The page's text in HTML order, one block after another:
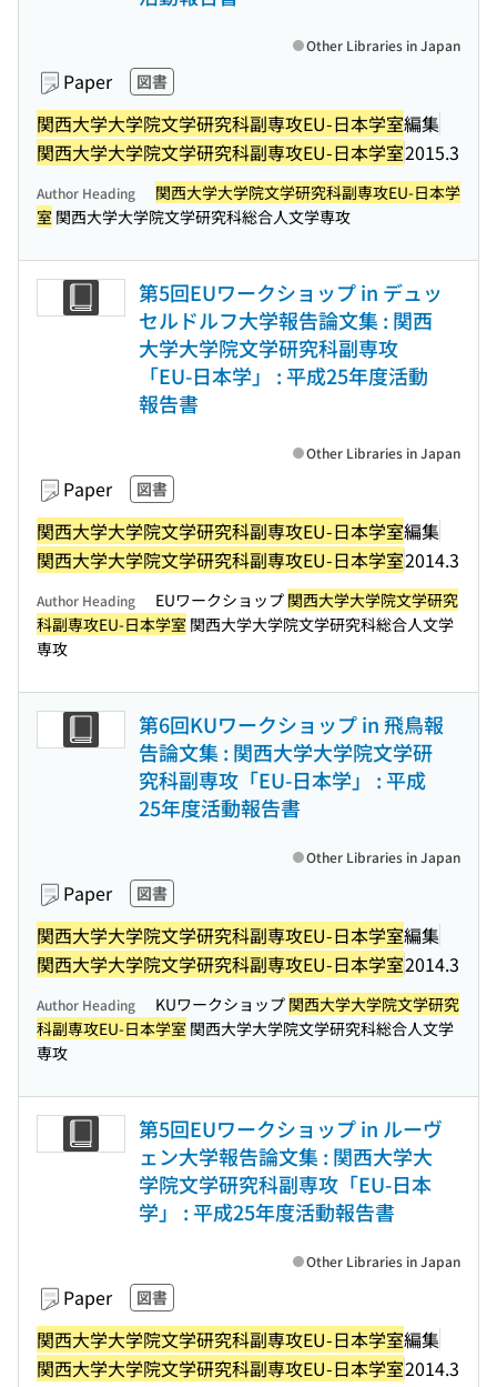
Paper 図書
関西大学大学院文学研究科副専攻EU-日本学室編集
関西大学大学院文学研究科副専攻EU-日本学室2015.3
Other Libraries in Japan
Author Heading
関西大学大学院文学研究科副専攻EU-日本学
室 関西大学大学院文学研究科総合人文学専攻
第5回EUワークショップ in デュッ
セルドルフ大学報告論文集 : 関西
大学大学院文学研究科副専攻
「EU-日本学」 : 平成25年度活動
報告書
Paper 図書
関西大学大学院文学研究科副専攻EU-日本学室編集
関西大学大学院文学研究科副専攻EU-日本学室2014.3
Other Libraries in Japan
Author Heading EUワークショップ 関西大学大学院文学研究
科副専攻EU-日本学室 関西大学大学院文学研究科総合人文学
専攻
第6回KUワークショップ in 飛鳥報
告論文集 : 関西大学大学院文学研
究科副専攻「EU-日本学」 : 平成
25年度活動報告書
Paper 図書
関西大学大学院文学研究科副専攻EU-日本学室編集
関西大学大学院文学研究科副専攻EU-日本学室2014.3
Other Libraries in Japan
Author Heading KUワークショップ 関西大学大学院文学研究
科副専攻EU-日本学室 関西大学大学院文学研究科総合人文学
専攻
第5回EUワークショップ in ルーヴ
ェン大学報告論文集 : 関西大学大
学院文学研究科副専攻「EU-日本
学」 : 平成25年度活動報告書
Paper 図書
関西大学大学院文学研究科副専攻EU-日本学室編集
関西大学大学院文学研究科副専攻EU-日本学室2014.3
Other Libraries in Japan